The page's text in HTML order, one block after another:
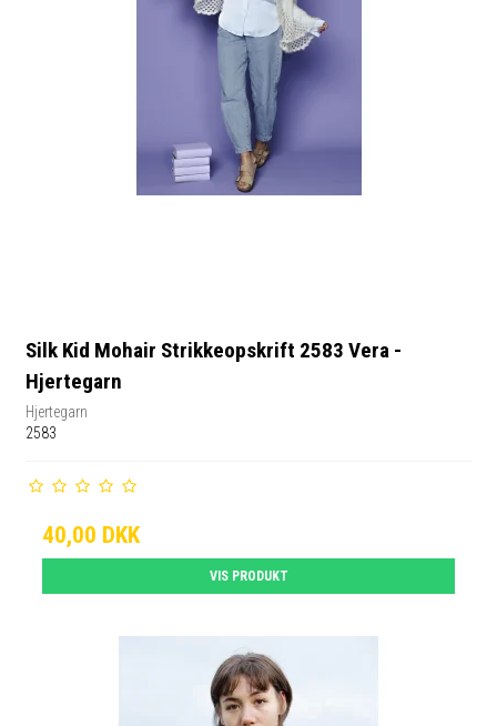
Silk Kid Mohair Strikkeopskrift 2583 Vera -
Hjertegarn
Hjertegarn
2583
40,00 DKK
VIS PRODUKT